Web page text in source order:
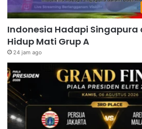
Indonesia Hadapi Singapura
Hidup Mati Grup A
24 jam ago